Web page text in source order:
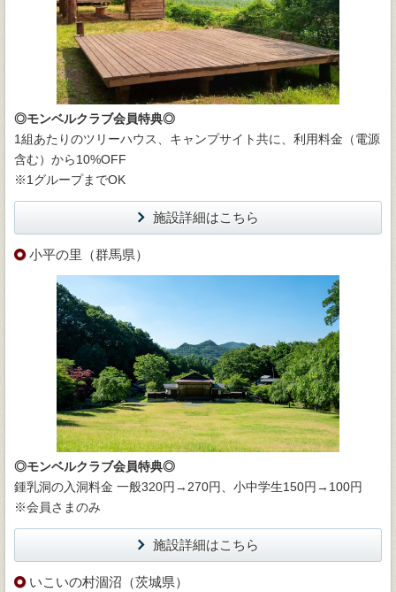
◎モンベルクラブ会員特典◎
1組あたりのツリーハウス、キャンプサイト共に、利用料金（電源
含む）から10%OFF
※1グループまでOK
施設詳細はこちら
小平の里（群馬県）
◎モンベルクラブ会員特典◎
鍾乳洞の入洞料金 一般320円→270円、小中学生150円→100円
※会員さまのみ
施設詳細はこちら
いこいの村涸沼（茨城県）